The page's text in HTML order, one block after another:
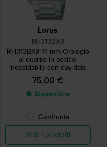
Lorus
RH313BX9
RH313BX9 41 mm Orologio
al quarzo in acciaio
inossidabile con day-date
75,00 €
● Disponibile
Confronta
Vedi i prodotti